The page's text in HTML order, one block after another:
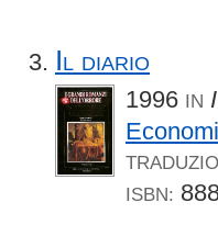
Il diario
1996 IN
ISBN: